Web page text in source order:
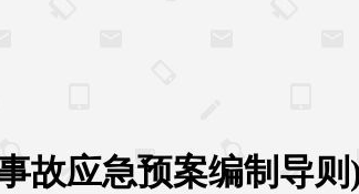
故应急预案编制导则